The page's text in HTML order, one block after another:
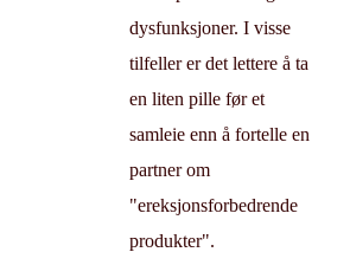
dysfunksjoner. I visse
tilfeller er det lettere å ta
en liten pille før et
samleie enn å fortelle en
partner om
"ereksjonsforbedrende
produkter".